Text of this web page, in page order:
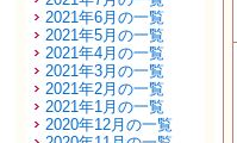
2021年6月の一覧
2021年5月の一覧
2021年4月の一覧
2021年3月の一覧
2021年2月の一覧
2021年1月の一覧
2020年12月の一覧